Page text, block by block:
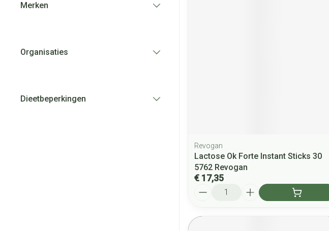
Merken
Organisaties
Dieetbeperkingen
Revogan
Lactose Ok Forte Instant Sticks 30
5762 Revogan
€ 17,35